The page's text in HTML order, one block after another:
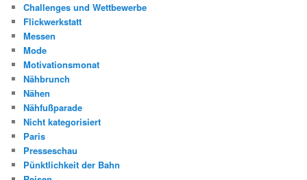
Challenges und Wettbewerbe
Flickwerkstatt
Messen
Mode
Motivationsmonat
Nähbrunch
Nähen
Nähfußparade
Nicht kategorisiert
Paris
Presseschau
Pünktlichkeit der Bahn